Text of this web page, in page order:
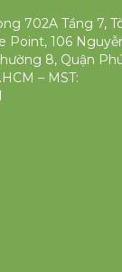
702A Tầng 7,
Point, 106
8, Quận
– MST: